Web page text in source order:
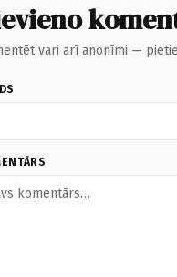
vari arī anonīmi —